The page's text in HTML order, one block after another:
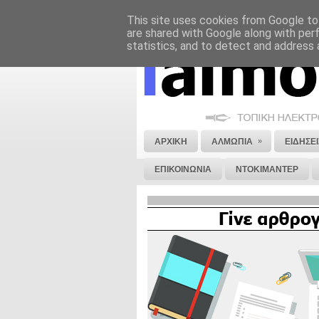
ΝΟΜΙΚΗ ΣΗΜΕΙΩΣΗ ΔΙΑΦΗΜΙΣΗ
ΑΡΧΙΚΗ ΑΛΜΩΠΙΑ »
ΕΠΙΚΟΙΝΩΝΙΑ ΝΤΟΚΙΜΑΝΤΕΡ
This site uses cookies from Google
are shared with Google along with
statistics, and to detect and address